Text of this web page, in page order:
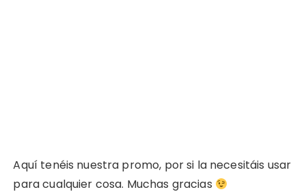
Aquí tenéis nuestra promo, por si la necesitáis usar
para cualquier cosa. Muchas gracias